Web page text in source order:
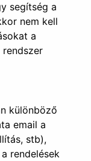
segítség a
nem kell
a
különböző
email a
stb),
rendelések